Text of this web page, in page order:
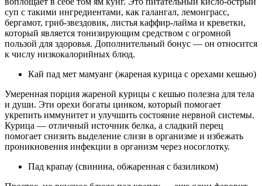
суп с такими ингредиентами, как галангал, лемонграсс,
бергамот, гриб-звездовик, листья каффир-лайма и креветки,
который является тонизирующим средством с огромной
пользой для здоровья. Дополнительный бонус — он относится
к числу низкокалорийных блюд.
Кай пад мет мамуанг (жареная курица с орехами кешью)
Умеренная порция жареной курицы с кешью полезна для тела
и души. Эти орехи богаты цинком, который помогает
укрепить иммунитет и улучшить состояние нервной системы.
Курица — отличный источник белка, а сладкий перец
помогает снизить выделение слизи в организме и избежать
проникновения инфекции в организм через носоглотку.
Пад крапау (свинина, обжаренная с базиликом)